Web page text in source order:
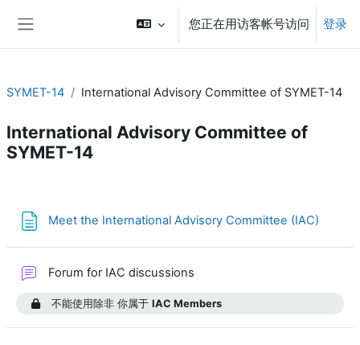
您正在用访客帐号访问 登录
SYMET-14 International Advisory Committee of SYMET-14
International Advisory Committee of
SYMET-14
Meet the International Advisory Committee (IAC)
Forum for IAC discussions
不能使用除非 你属于IAC Members